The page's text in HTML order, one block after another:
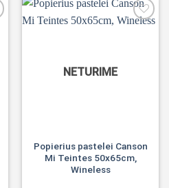
NETURIME
Popierius pastelei Canson
Mi Teintes 50x65cm,
Wineless